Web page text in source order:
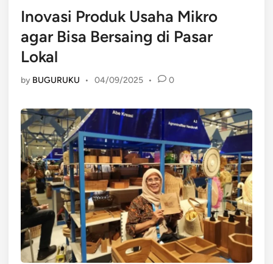
Inovasi Produk Usaha Mikro
agar Bisa Bersaing di Pasar
Lokal
by BUGURUKU • 04/09/2025 • 0